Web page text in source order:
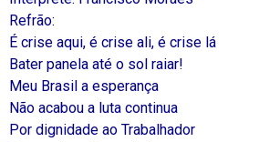
Refrão:
É crise aqui, é crise ali, é crise lá
Bater panela até o sol raiar!
Meu Brasil a esperança
Não acabou a luta continua
Por dignidade ao Trabalhador